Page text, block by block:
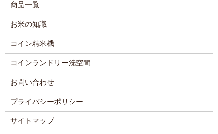
商品一覧
お米の知識
コイン精米機
コインランドリー洗空間
お問い合わせ
プライバシーポリシー
サイトマップ